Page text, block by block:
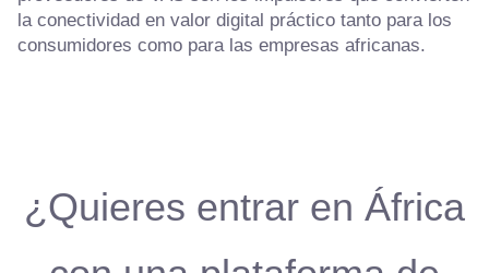
la conectividad en valor digital práctico tanto para los
consumidores como para las empresas africanas.
¿Quieres entrar en África